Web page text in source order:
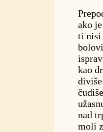
ako
ti nisi
kao
nad
moli